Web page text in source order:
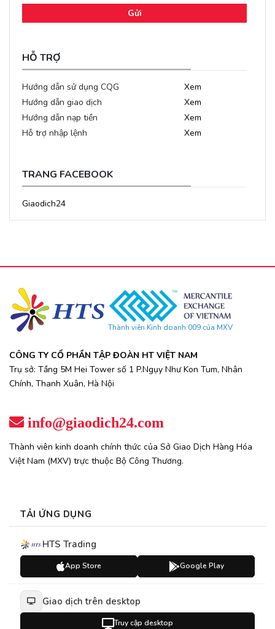
Gửi
HỖ TRỢ
Hướng dẫn sử dụng CQG
Xem
Hướng dẫn giao dịch
Xem
Hướng dẫn nạp tiền
Xem
Hỗ trợ nhập lệnh
Xem
TRANG FACEBOOK
Giaodich24
Thành viên Kinh doanh 009 của MXV
CÔNG TY CỔ PHẦN TẬP ĐOÀN HT VIỆT NAM
Trụ sở: Tầng 5M Hei Tower số 1 P.Ngụy Như Kon Tum, Nhân
Chính, Thanh Xuân, Hà Nội
info@giaodich24.com
Thành viên kinh doanh chính thức của Sở Giao Dịch Hàng Hóa
Việt Nam (MXV) trực thuộc Bộ Công Thương.
TẢI ỨNG DỤNG
HTS Trading
App Store Google Play
Giao dịch trên desktop
Truy cập desktop